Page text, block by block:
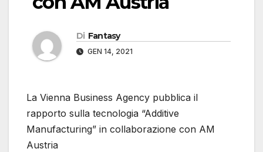
Di Fantasy
GEN 14, 2021
La Vienna Business Agency pubblica il
rapporto sulla tecnologia “Additive
Manufacturing” in collaborazione con AM
Austria